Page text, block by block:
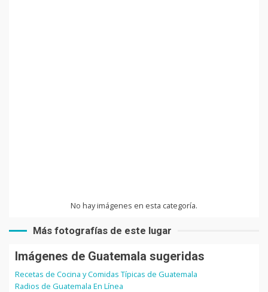
No hay imágenes en esta categoría.
Más fotografías de este lugar
Imágenes de Guatemala sugeridas
Recetas de Cocina y Comidas Típicas de Guatemala
Radios de Guatemala En Línea